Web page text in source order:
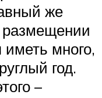
же
размещении
много,
год.
–